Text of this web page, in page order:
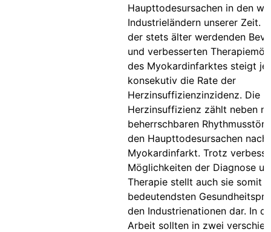
Haupttodesursachen in den
Industrieländern unserer Zeit.
der stets älter werdenden
und verbesserten
des Myokardinfarktes steigt
konsekutiv die Rate der
Herzinsuffizienzinzidenz. Die
Herzinsuffizienz zählt neben
beherrschbaren
den Haupttodesursachen nach
Myokardinfarkt. Trotz
Möglichkeiten der Diagnose
Therapie stellt auch sie somit
bedeutendsten
den Industrienationen dar. In
Arbeit sollten in zwei